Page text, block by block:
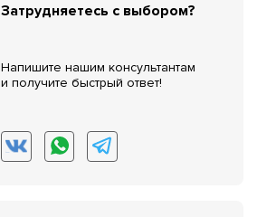
Затрудняетесь с выбором?
Напишите нашим консультантам
и получите быстрый ответ!